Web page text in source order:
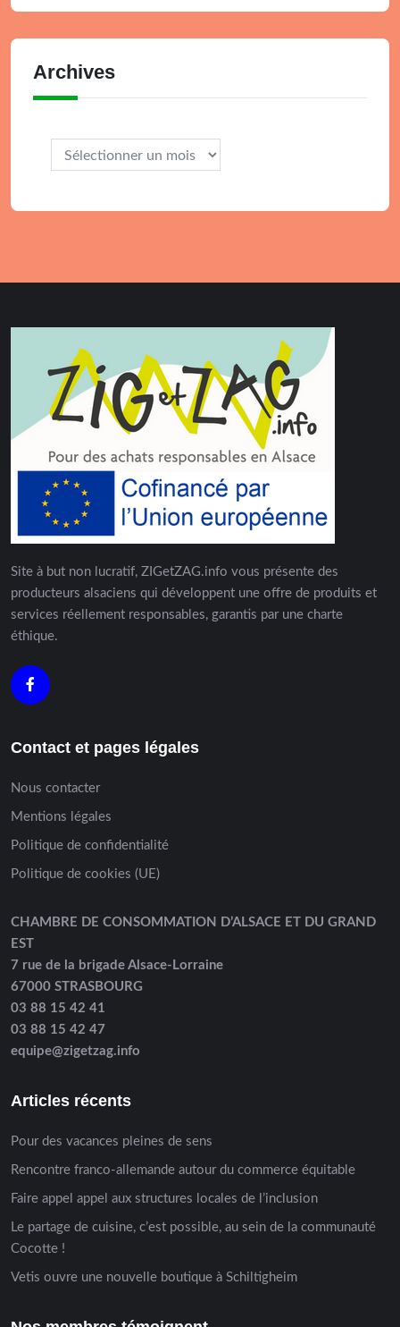
Archives
Site à but non lucratif, ZIGetZAG.info vous présente des
producteurs alsaciens qui développent une offre de produits et
services réellement responsables, garantis par une charte
éthique.
Contact et pages légales
Nous contacter
Mentions légales
Politique de confidentialité
Politique de cookies (UE)
CHAMBRE DE CONSOMMATION D’ALSACE ET DU GRAND
EST
7 rue de la brigade Alsace-Lorraine
67000 STRASBOURG
03 88 15 42 41
03 88 15 42 47
equipe@zigetzag.info
Articles récents
Pour des vacances pleines de sens
Rencontre franco-allemande autour du commerce équitable
Faire appel appel aux structures locales de l’inclusion
Le partage de cuisine, c’est possible, au sein de la communauté
Cocotte !
Vetis ouvre une nouvelle boutique à Schiltigheim